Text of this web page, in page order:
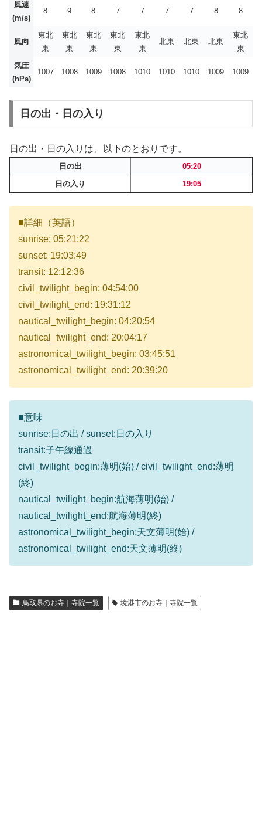
風速
(m/s)
8 9 8 7 7 7 7 8 8
風向
東北
東
東北
東
東北
東
東北
東
東北
東
北東 北東 北東
東北
東
気圧
(hPa)
1007 1008 1009 1008 1010 1010 1010 1009 1009
日の出・日の入り
日の出・日の入りは、以下のとおりです。
日の出
05:20
日の入り
19:05
■詳細（英語）
sunrise: 05:21:22
sunset: 19:03:49
transit: 12:12:36
civil_twilight_begin: 04:54:00
civil_twilight_end: 19:31:12
nautical_twilight_begin: 04:20:54
nautical_twilight_end: 20:04:17
astronomical_twilight_begin: 03:45:51
astronomical_twilight_end: 20:39:20
■意味
sunrise:日の出 / sunset:日の入り
transit:子午線通過
civil_twilight_begin:薄明(始) / civil_twilight_end:薄明
(終)
nautical_twilight_begin:航海薄明(始) /
nautical_twilight_end:航海薄明(終)
astronomical_twilight_begin:天文薄明(始) /
astronomical_twilight_end:天文薄明(終)
鳥取県のお寺｜寺院一覧 境港市のお寺｜寺院一覧